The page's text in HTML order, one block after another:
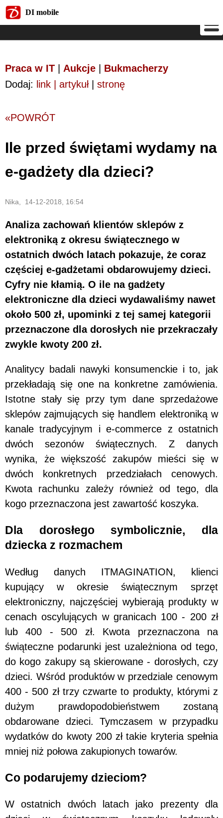
DI mobile
Praca w IT Aukcje
Bukmacherzy
Dodaj: link | artykuł| stronę
«POWRÓT
Ile przed świętami wydamy na
e-gadżety dla dzieci?
Nika, 14-12-2018, 16:54
Analiza zachowań klientów sklepów z
elektroniką z okresu świątecznego w
ostatnich dwóch latach pokazuje, że coraz
częściej e-gadżetami obdarowujemy dzieci.
Cyfry nie kłamią. O ile na gadżety
elektroniczne dla dzieci wydawaliśmy nawet
około 500 zł, upominki z tej samej kategorii
przeznaczone dla dorosłych nie przekraczały
zwykle kwoty 200 zł.
Analitycy badali nawyki konsumenckie i to, jak
przekładają się one na konkretne zamówienia.
Istotne stały się przy tym dane sprzedażowe
sklepów zajmujących się handlem elektroniką w
kanale tradycyjnym i e-commerce z ostatnich
dwóch sezonów świątecznych. Z danych
wynika, że większość zakupów mieści się w
dwóch konkretnych przedziałach cenowych.
Kwota rachunku zależy również od tego, dla
kogo przeznaczona jest zawartość koszyka.
Dla dorosłego symbolicznie, dla
dziecka z rozmachem
Według danych ITMAGINATION, klienci
kupujący w okresie świątecznym sprzęt
elektroniczny, najczęściej wybierają produkty w
cenach oscylujących w granicach 100 - 200 zł
lub 400 - 500 zł. Kwota przeznaczona na
świąteczne podarunki jest uzależniona od tego,
do kogo zakupy są skierowane - dorosłych, czy
dzieci. Wśród produktów w przedziale cenowym
400 - 500 zł trzy czwarte to produkty, którymi z
dużym prawdopodobieństwem zostaną
obdarowane dzieci. Tymczasem w przypadku
wydatków do kwoty 200 zł takie kryteria spełnia
mniej niż połowa zakupionych towarów.
Co podarujemy dzieciom?
W ostatnich dwóch latach jako prezenty dla
DI mobile